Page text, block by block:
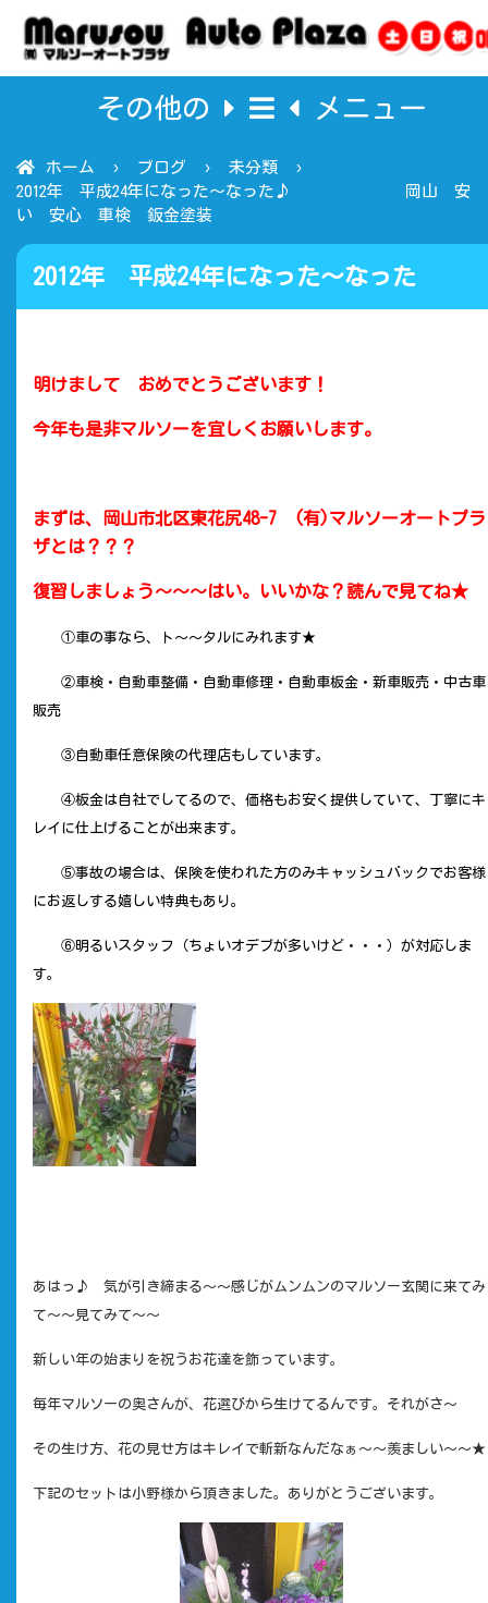
その他の メニュー
ホーム ブログ
未分類
2012年 平成24年になった～なった♪ 岡山 安
い 安心 車検 鈑金塗装
2012年 平成24年になった～なった
明けまして おめでとうございます！
今年も是非マルソーを宜しくお願いします。
まずは、岡山市北区東花尻48-7 (有)マルソーオートプラ
ザとは？？？
復習しましょう～～～はい。いいかな？読んで見てね★
①車の事なら、ト～～タルにみれます★
②車検・自動車整備・自動車修理・自動車板金・新車販売・中古車
販売
③自動車任意保険の代理店もしています。
④板金は自社でしてるので、価格もお安く提供していて、丁寧にキ
レイに仕上げることが出来ます。
⑤事故の場合は、保険を使われた方のみキャッシュバックでお客様
にお返しする嬉しい特典もあり。
⑥明るいスタッフ（ちょいオデブが多いけど・・・）が対応しま
す。
あはっ♪ 気が引き締まる～～感じがムンムンのマルソー玄関に来てみ
て～～見てみて～～
新しい年の始まりを祝うお花達を飾っています。
毎年マルソーの奥さんが、花選びから生けてるんです。それがさ～
その生け方、花の見せ方はキレイで斬新なんだなぁ～～羨ましい～～★
下記のセットは小野様から頂きました。ありがとうございます。